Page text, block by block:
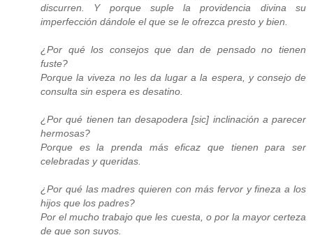
discurren. Y porque suple la providencia divina su
imperfección dándole el que se le ofrezca presto y bien.
¿Por qué los consejos que dan de pensado no tienen
fuste?
Porque la viveza no les da lugar a la espera, y consejo de
consulta sin espera es desatino.
¿Por qué tienen tan desapodera [sic] inclinación a parecer
hermosas?
Porque es la prenda más eficaz que tienen para ser
celebradas y queridas.
¿Por qué las madres quieren con más fervor y fineza a los
hijos que los padres?
Por el mucho trabajo que les cuesta, o por la mayor certeza
de que son suyos.